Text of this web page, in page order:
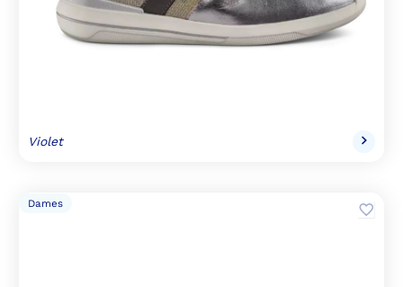
Violet
Dames